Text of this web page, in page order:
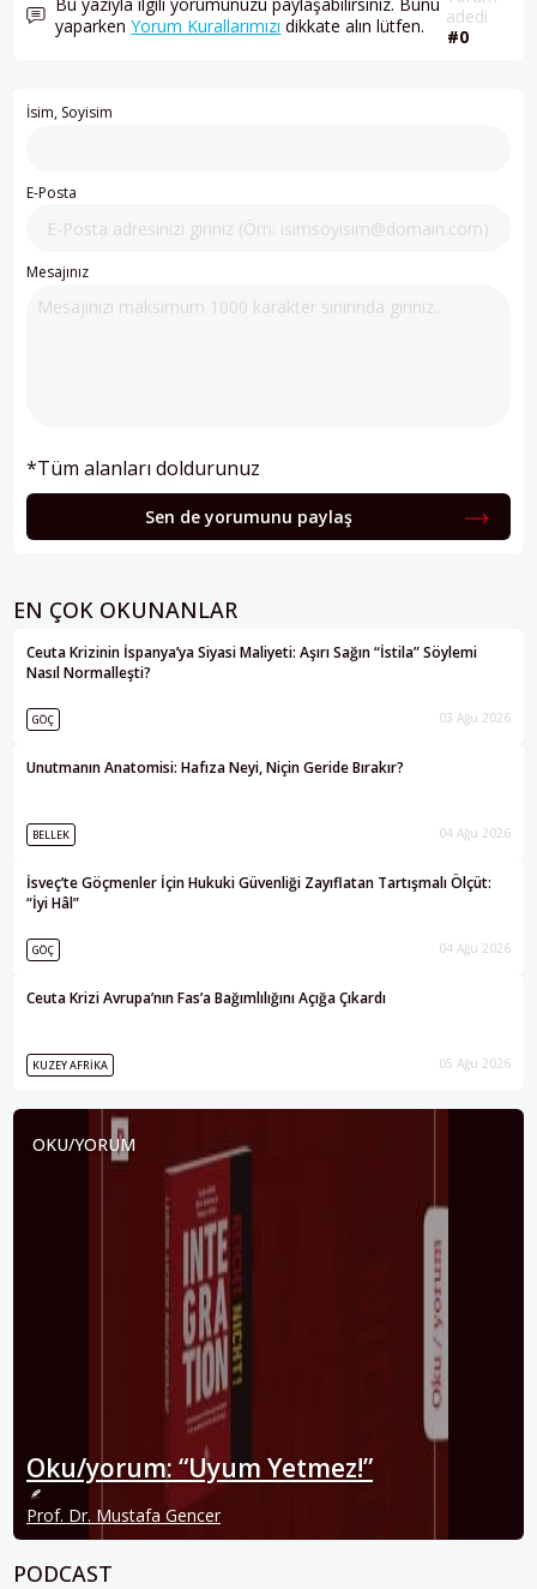
yaparkenYorum Kurallarımızı dikkate alın lütfen.
adedi
#0
İsim, Soyisim
E-Posta
Mesajınız
*Tüm alanları doldurunuz
Sen de yorumunu paylaş
EN ÇOK OKUNANLAR
Ceuta Krizinin İspanya’ya Siyasi Maliyeti: Aşırı Sağın “İstila” Söylemi
Nasıl Normalleşti?
GÖÇ 03 Ağu 2026
Unutmanın Anatomisi: Hafıza Neyi, Niçin Geride Bırakır?
BELLEK 04 Ağu 2026
İsveç’te Göçmenler İçin Hukuki Güvenliği Zayıflatan Tartışmalı Ölçüt:
“İyi Hâl”
GÖÇ 04 Ağu 2026
Ceuta Krizi Avrupa’nın Fas’a Bağımlılığını Açığa Çıkardı
KUZEY AFRIKA 05 Ağu 2026
OKU/YORUM
Oku/yorum: “Uyum Yetmez!”
Prof. Dr. Mustafa Gencer
PODCAST